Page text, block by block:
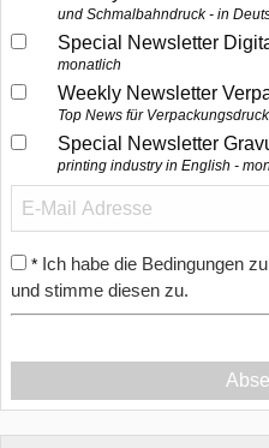
und Schmalbahndruck - in
Special Newsletter
monatlich
Weekly Newsletter
Top News für
Special Newsletter
printing industry in English -
* Ich habe die Bedingungen
und stimme diesen zu.